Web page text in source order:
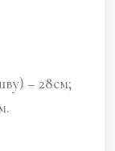
– 28см;